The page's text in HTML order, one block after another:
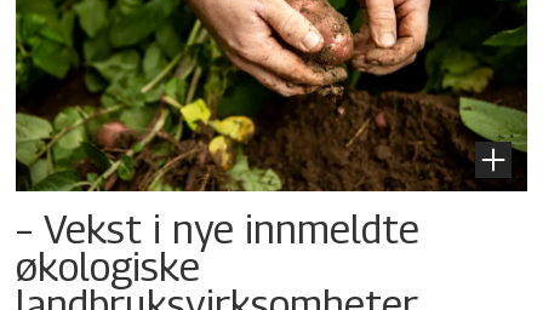
– Vekst i nye innmeldte
økologiske